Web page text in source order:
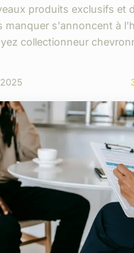
produits exclusifs et
manquer s'annoncent à
collectionneur